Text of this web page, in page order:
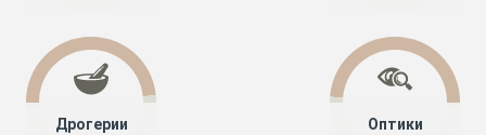
Дрогерии Оптики